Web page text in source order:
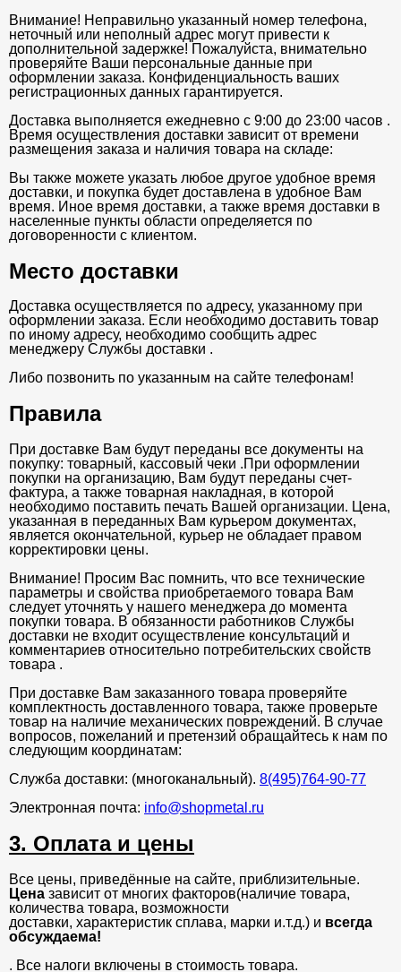
Внимание! Неправильно указанный номер телефона,
неточный или неполный адрес могут привести к
дополнительной задержке! Пожалуйста, внимательно
проверяйте Ваши персональные данные при
оформлении заказа. Конфиденциальность ваших
регистрационных данных гарантируется.
Доставка выполняется ежедневно с 9:00 до 23:00 часов .
Время осуществления доставки зависит от времени
размещения заказа и наличия товара на складе:
Вы также можете указать любое другое удобное время
доставки, и покупка будет доставлена в удобное Вам
время. Иное время доставки, а также время доставки в
населенные пункты области определяется по
договоренности с клиентом.
Место доставки
Доставка осуществляется по адресу, указанному при
оформлении заказа. Если необходимо доставить товар
по иному адресу, необходимо сообщить адрес
менеджеру Службы доставки .
Либо позвонить по указанным на сайте телефонам!
Правила
При доставке Вам будут переданы все документы на
покупку: товарный, кассовый чеки .При оформлении
покупки на организацию, Вам будут переданы счет-
фактура, а также товарная накладная, в которой
необходимо поставить печать Вашей организации. Цена,
указанная в переданных Вам курьером документах,
является окончательной, курьер не обладает правом
корректировки цены.
Внимание! Просим Вас помнить, что все технические
параметры и свойства приобретаемого товара Вам
следует уточнять у нашего менеджера до момента
покупки товара. В обязанности работников Службы
доставки не входит осуществление консультаций и
комментариев относительно потребительских свойств
товара .
При доставке Вам заказанного товара проверяйте
комплектность доставленного товара, также проверьте
товар на наличие механических повреждений. В случае
вопросов, пожеланий и претензий обращайтесь к нам по
следующим координатам:
Служба доставки: (многоканальный). 8(495)764-90-77
Электронная почта: info@shopmetal.ru
3. Оплата и цены
Все цены, приведённые на сайте, приблизительные.
Цена зависит от многих факторов(наличие товара,
количества товара, возможности
доставки, характеристик сплава, марки и.т.д.) и всегда
обсуждаема!
. Все налоги включены в стоимость товара.